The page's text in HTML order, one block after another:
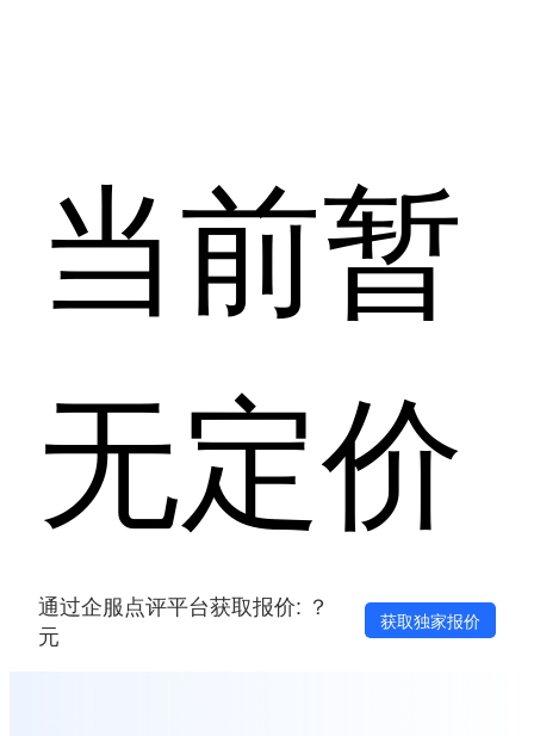
当前暂
无定价
通过企服点评平台获取报价: ？
元
获取独家报价